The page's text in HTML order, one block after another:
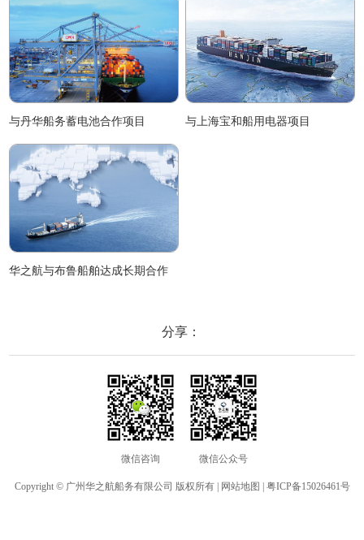
与丹华船务蓄电池合作项目 与上海宝和船用电器项目
华之航与布鲁船舶达成长期合作
分享：
微信咨询 微信公众号
Copyright © 广州华之航船务有限公司 版权所有 | 网站地图 粤ICP备15026461号